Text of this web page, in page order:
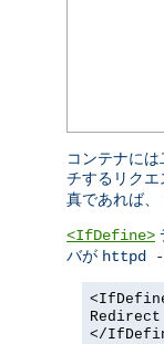
コンテナに
チするリクエ
真であれば、
<IfDefine>
バが httpd -
</